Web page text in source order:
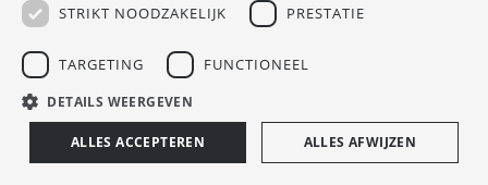
Online offerte aanvragen
STRIKT NOODZAKELIJK PRESTATIE
TARGETING FUNCTIONEEL
DETAILS WEERGEVEN
ALLES ACCEPTEREN ALLES AFWIJZEN